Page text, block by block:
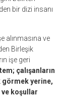
bir dizi insanı
alınmasına ve
Birleşik
işe geri
çalışanların
yerine,
ve koşullar